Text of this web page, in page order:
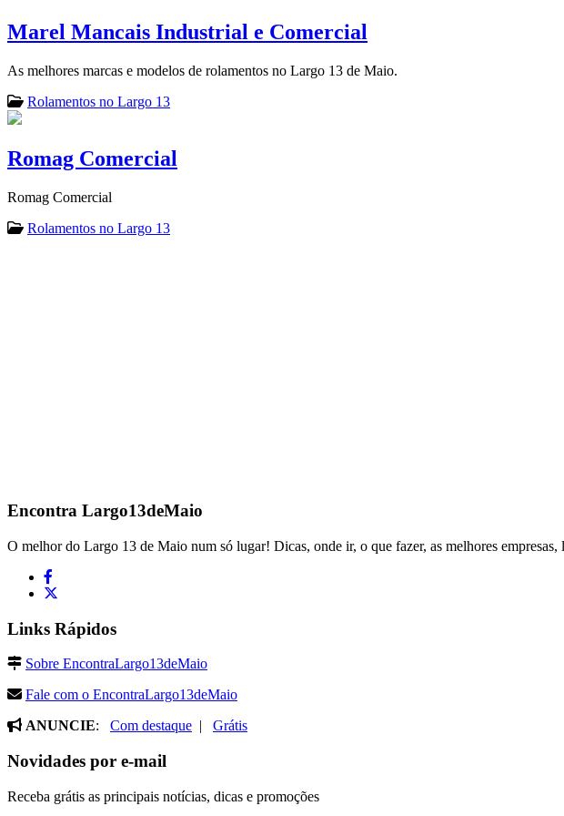
Marel Mancais Industrial e Comercial
As melhores marcas e modelos de rolamentos no Largo 13 de Maio.
Rolamentos no Largo 13
Romag Comercial
Romag Comercial
Rolamentos no Largo 13
Encontra Largo13deMaio
O melhor do Largo 13 de Maio num só lugar! Dicas, onde ir, o que fazer, as melhores
Links Rápidos
Sobre EncontraLargo13deMaio
Fale com o EncontraLargo13deMaio
ANUNCIE: Com destaque | Grátis
Novidades por e-mail
Receba grátis as principais notícias, dicas e promoções